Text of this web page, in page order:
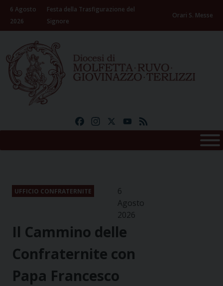
Skip
content
6 Agosto
2026
Festa della Trasfigurazione del
Signore
Orari S. Messe
FacebookInstagramYouTube
UFFICIO CONFRATERNITE
6
Agosto
2026
Il Cammino delle
Confraternite con
Papa Francesco